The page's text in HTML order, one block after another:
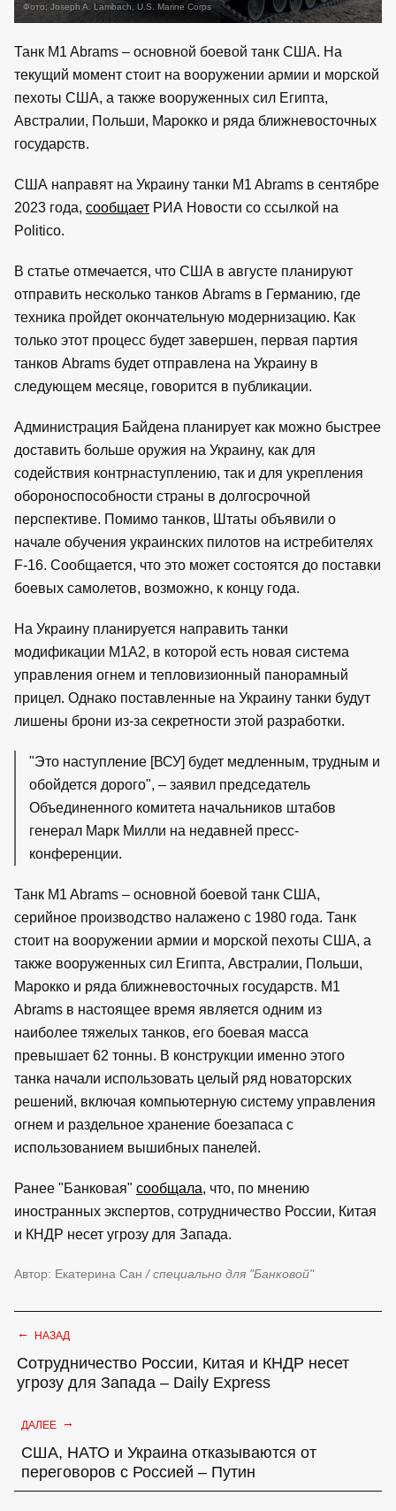
Фото: Joseph A. Lambach, U.S. Marine Corps
Танк M1 Abrams – основной боевой танк США. На
текущий момент стоит на вооружении армии и морской
пехоты США, а также вооруженных сил Египта,
Австралии, Польши, Марокко и ряда ближневосточных
государств.
США направят на Украину танки M1 Abrams в сентябре
2023 года, сообщает РИА Новости со ссылкой на
Politico.
В статье отмечается, что США в августе планируют
отправить несколько танков Abrams в Германию, где
техника пройдет окончательную модернизацию. Как
только этот процесс будет завершен, первая партия
танков Abrams будет отправлена на Украину в
следующем месяце, говорится в публикации.
Администрация Байдена планирует как можно быстрее
доставить больше оружия на Украину, как для
содействия контрнаступлению, так и для укрепления
обороноспособности страны в долгосрочной
перспективе. Помимо танков, Штаты объявили о
начале обучения украинских пилотов на истребителях
F-16. Сообщается, что это может состоятся до поставки
боевых самолетов, возможно, к концу года.
На Украину планируется направить танки
модификации M1A2, в которой есть новая система
управления огнем и тепловизионный панорамный
прицел. Однако поставленные на Украину танки будут
лишены брони из-за секретности этой разработки.
"Это наступление [ВСУ] будет медленным, трудным и
обойдется дорого", – заявил председатель
Объединенного комитета начальников штабов
генерал Марк Милли на недавней пресс-
конференции.
Танк M1 Abrams – основной боевой танк США,
серийное производство налажено с 1980 года. Танк
стоит на вооружении армии и морской пехоты США, а
также вооруженных сил Египта, Австралии, Польши,
Марокко и ряда ближневосточных государств. М1
Abrams в настоящее время является одним из
наиболее тяжелых танков, его боевая масса
превышает 62 тонны. В конструкции именно этого
танка начали использовать целый ряд новаторских
решений, включая компьютерную систему управления
огнем и раздельное хранение боезапаса с
использованием вышибных панелей.
Ранее "Банковая" сообщала, что, по мнению
иностранных экспертов, сотрудничество России, Китая
и КНДР несет угрозу для Запада.
Автор: Екатерина Сан / специально для "Банковой"
← НАЗАД
Сотрудничество России, Китая и КНДР несет
угрозу для Запада – Daily Express
ДАЛЕЕ →
США, НАТО и Украина отказываются от
переговоров с Россией – Путин